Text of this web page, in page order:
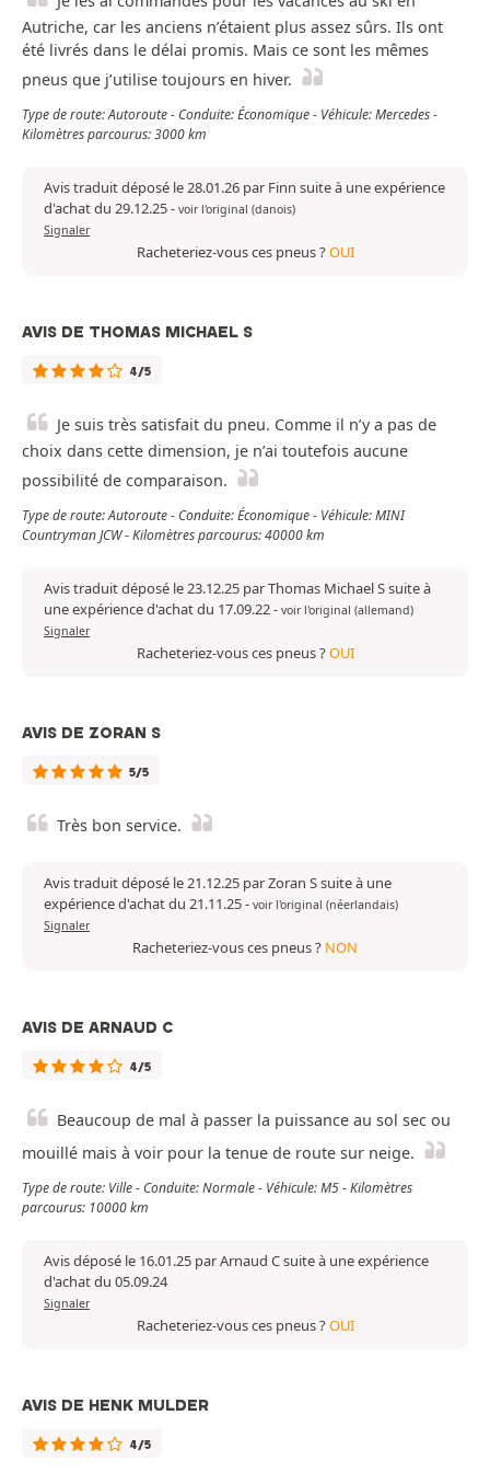
Autriche, car les anciens n’étaient plus assez sûrs. Ils ont
été livrés dans le délai promis. Mais ce sont les mêmes
pneus que j’utilise toujours en hiver.
Type de route: Autoroute - Conduite: Économique - Véhicule: Mercedes -
Kilomètres parcourus: 3000 km
Avis traduit déposé le 28.01.26 par Finn suite à une expérience
d'achat du 29.12.25- voir l'original (danois)
Signaler
Racheteriez-vous ces pneus ?OUI
AVIS DE THOMAS MICHAEL S
4/5
Je suis très satisfait du pneu. Comme il n’y a pas de
choix dans cette dimension, je n’ai toutefois aucune
possibilité de comparaison.
Type de route: Autoroute - Conduite: Économique - Véhicule: MINI
Countryman JCW - Kilomètres parcourus: 40000 km
Avis traduit déposé le 23.12.25 par Thomas Michael S suite à
une expérience d'achat du 17.09.22- voir l'original (allemand)
Signaler
Racheteriez-vous ces pneus ?OUI
AVIS DE ZORAN S
5/5
Très bon service.
Avis traduit déposé le 21.12.25 par Zoran S suite à une
expérience d'achat du 21.11.25- voir l'original (néerlandais)
Signaler
Racheteriez-vous ces pneus ? NON
AVIS DE ARNAUD C
4/5
Beaucoup de mal à passer la puissance au sol sec ou
mouillé mais à voir pour la tenue de route sur neige.
Type de route: Ville - Conduite: Normale - Véhicule: M5 - Kilomètres
parcourus: 10000 km
Avis déposé le 16.01.25 par Arnaud C suite à une expérience
d'achat du 05.09.24
Signaler
Racheteriez-vous ces pneus ?OUI
AVIS DE HENK MULDER
4/5